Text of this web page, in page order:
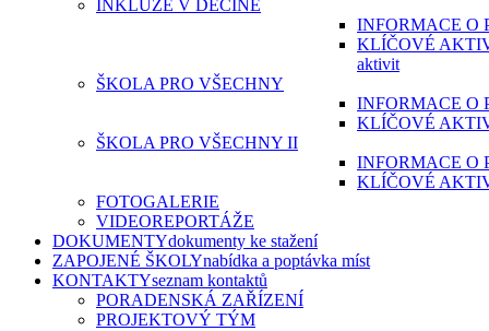
INKLUZE V DĚČÍNĚ
INFORMACE O
KLÍČOVÉ
aktivit
ŠKOLA PRO VŠECHNY
INFORMACE O
KLÍČOVÉ
ŠKOLA PRO VŠECHNY II
INFORMACE O
KLÍČOVÉ
FOTOGALERIE
VIDEOREPORTÁŽE
DOKUMENTYdokumenty ke stažení
ZAPOJENÉ ŠKOLYnabídka a poptávka míst
KONTAKTYseznam kontaktů
PORADENSKÁ ZAŘÍZENÍ
PROJEKTOVÝ TÝM